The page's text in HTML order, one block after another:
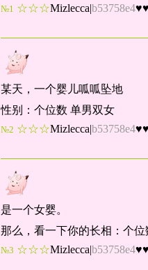
№1 ☆☆☆Mizlecca|b53758e4
某天，一个婴儿呱呱坠地
性别：个位数 单男双女
№2 ☆☆☆Mizlecca|b53758e4
是一个女婴。
那么，看一下你的长相：个位
№3 ☆☆☆Mizlecca|b53758e4